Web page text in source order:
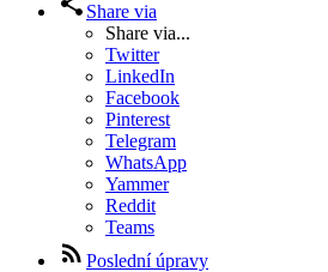
Share via
Share via...
Twitter
LinkedIn
Facebook
Pinterest
Telegram
WhatsApp
Yammer
Reddit
Teams
Poslední úpravy